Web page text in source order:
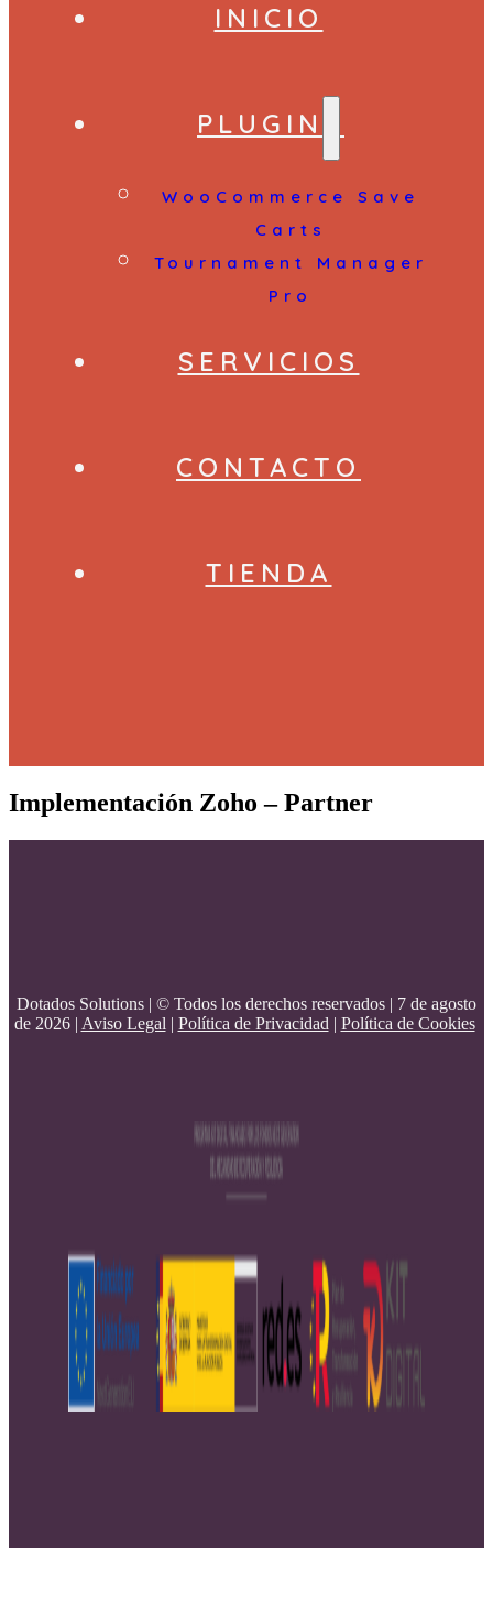
INICIO
PLUGINS
WooCommerce Save
Carts
Tournament Manager
Pro
SERVICIOS
CONTACTO
TIENDA
Implementación Zoho – Partner
Dotados Solutions | © Todos los derechos reservados | 7 de agosto
de 2026 | Aviso Legal | Política de Privacidad | Política de Cookies